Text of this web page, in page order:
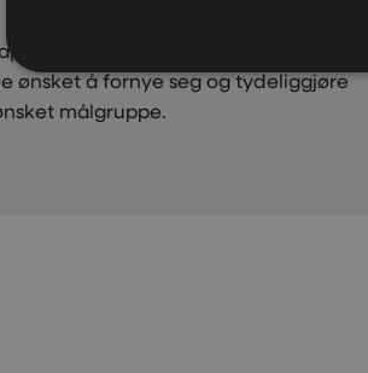
og osteopater med over 20 års
ønsket å fornye seg og tydeliggjøre
målgruppe.